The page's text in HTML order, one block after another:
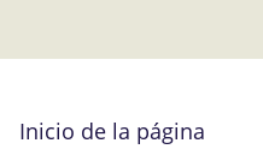
Inicio de la página